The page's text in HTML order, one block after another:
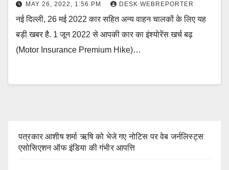
MAY 26, 2022, 1:56 PM DESK WEBREPORTER
नई दिल्‍ली, 26 मई 2022 कार सहित अन्‍य वाहन चालकों के लिए यह
बड़ी खबर है. 1 जून 2022 से आपकी कार का इंश्‍योरेंस खर्च बढ़
(Motor Insurance Premium Hike)…
पत्रकार आशीष शर्मा ऋषि को भेजे गए नोटिस पर वेब जर्नलिस्ट्स
एसोसिएशन ऑफ इंडिया की गंभीर आपत्ति